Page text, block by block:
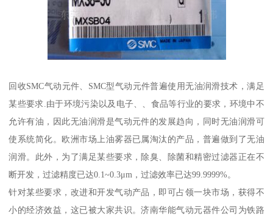
回收SMC气动元件、SMC型气动元件普遍使用无油润滑技术，满足
某些要求.由于环境污染以及电子、、食品等行业的要求，环境中不
允许有油，因此无油润滑是气动元件的发展趋向，同时无油润滑可
使系统简化。欧洲市场上油雾器已属淘汰的产品，普遍做到了无油
润滑。此外，为了满足某些要求，除臭、除菌和精密过滤器正在不
断开发，过滤精度已达0.1~0.3μm，过滤效率已达99.9999%。
针对某些要求，改进和开发气动产品，即可占领一块市场，获得不
小的经济效益，这已被大家共识。济南华能气动元器件公司为铁路